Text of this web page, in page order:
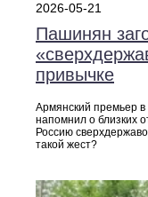
2026-05-21
Пашинян
привычке
Армянский премьер
напомнил о близких
Россию
такой жест?